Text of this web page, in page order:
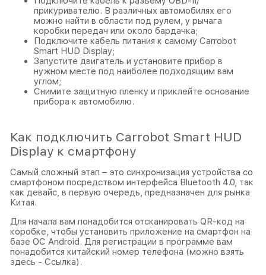
прикуривателю. В различных автомобилях его
можно найти в области под рулем, у рычага
коробки передач или около бардачка;
Подключите кабель питания к самому Carrobot
Smart HUD Display;
Запустите двигатель и установите прибор в
нужном месте под наиболее подходящим вам
углом;
Снимите защитную пленку и приклейте основание
прибора к автомобилю.
Как подключить Carrobot Smart HUD
Display к смартфону
Самый сложный этап – это синхронизация устройства со
смартфоном посредством интерфейса Bluetooth 4.0, так
как девайс, в первую очередь, предназначен для рынка
Китая.
Для начала вам понадобится отсканировать QR-код на
коробке, чтобы установить приложение на смартфон на
базе ОС Android. Для регистрации в программе вам
понадобится китайский номер телефона (можно взять
здесь - Ссылка).